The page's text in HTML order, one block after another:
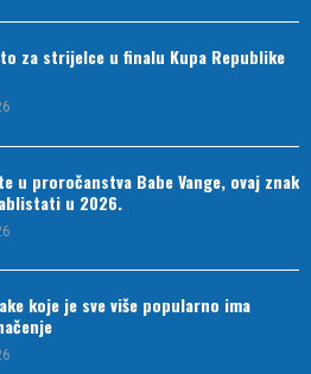
za strijelce u finalu Kupa Republike
u proročanstva Babe Vange, ovaj znak
u 2026.
koje je sve više popularno ima